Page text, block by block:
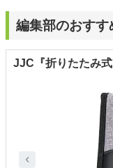
編集部のおすす
JJC『折りたたみ式